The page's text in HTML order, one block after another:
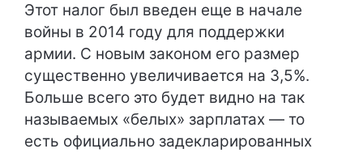
Этот налог был введен еще в начале
войны в 2014 году для поддержки
армии. С новым законом его размер
существенно увеличивается на 3,5%.
Больше всего это будет видно на так
называемых «белых» зарплатах — то
есть официально задекларированных